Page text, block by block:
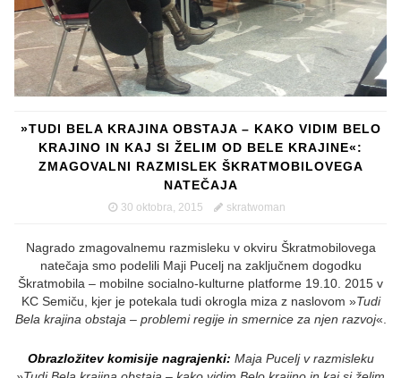
»TUDI BELA KRAJINA OBSTAJA – KAKO VIDIM BELO
KRAJINO IN KAJ SI ŽELIM OD BELE KRAJINE«:
ZMAGOVALNI RAZMISLEK ŠKRATMOBILOVEGA
NATEČAJA
30 oktobra, 2015 skratwoman
Nagrado zmagovalnemu razmisleku v okviru Škratmobilovega
natečaja smo podelili Maji Pucelj na zaključnem dogodku
Škratmobila – mobilne socialno-kulturne platforme 19.10. 2015 v
KC Semiču, kjer je potekala tudi okrogla miza z naslovom »Tudi
Bela krajina obstaja – problemi regije in smernice za njen razvoj«.
Obrazložitev komisije nagrajenki: Maja Pucelj v razmisleku